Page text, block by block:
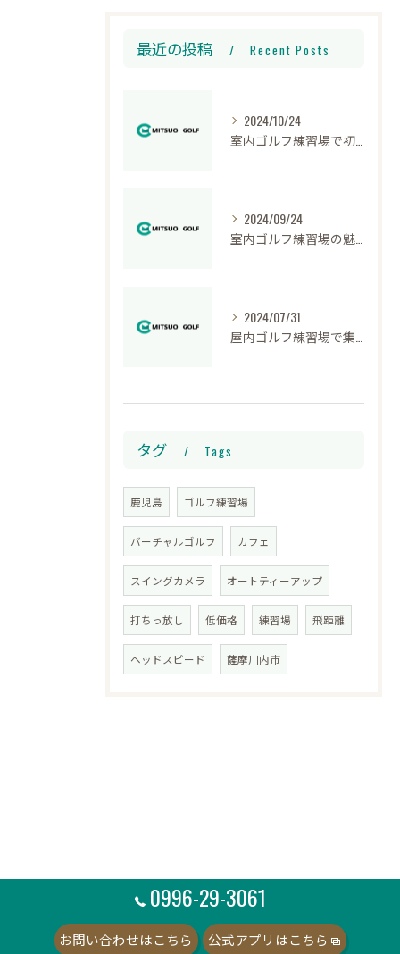
最近の投稿 Recent Posts
2024/10/24
2024/09/24
2024/07/31
タグ Tags
鹿児島 ゴルフ練習場
バーチャルゴルフ カフェ
スイングカメラ オートティーアップ
打ちっ放し 低価格 練習場 飛距離
ヘッドスピード 薩摩川内市
0996-29-3061
お問い合わせはこちら 公式アプリはこちら